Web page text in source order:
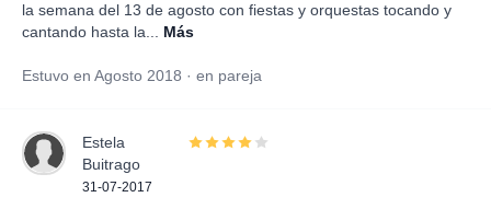
la semana del 13 de agosto con fiestas y orquestas tocando y
cantando hasta la...
Más
Estuvo en Agosto 2018 · en pareja
Estela
Buitrago
31-07-2017